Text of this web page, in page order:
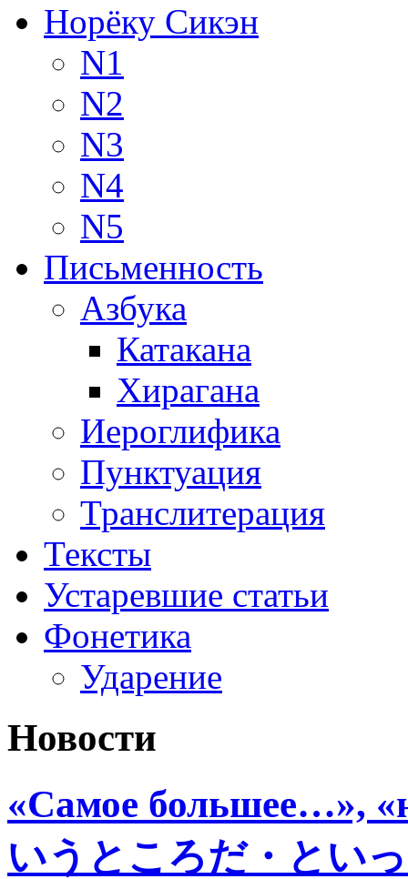
Норёку Сикэн
N1
N2
N3
N4
N5
Письменность
Азбука
Катакана
Хирагана
Иероглифика
Пунктуация
Транслитерация
Тексты
Устаревшие статьи
Фонетика
Ударение
Новости
«Самое
いうところだ・とい